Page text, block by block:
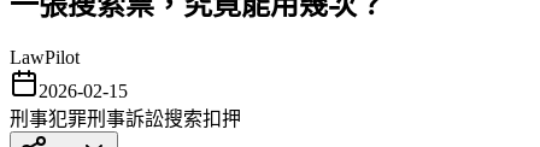
LawPilot
2026-02-15
刑事犯罪刑事訴訟搜索扣押